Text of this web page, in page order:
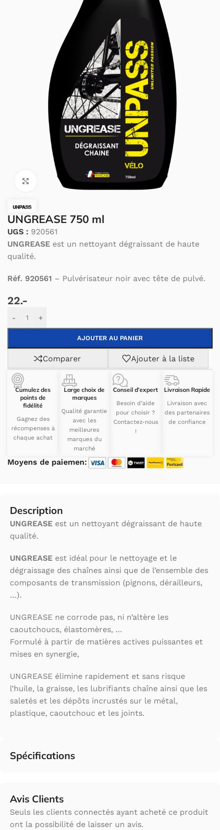
Cliquez pour agrandir.
UNGREASE 750 ml
UGS : 920561
UNGREASE est un nettoyant dégraissant de haute
qualité.
Réf. 920561 – Pulvérisateur noir avec tête de pulvé.
22.-
- +
AJOUTER AU PANIER
Alternative:
Comparer Ajouter à la liste
Cumulez des
points de
fidélité
Gagnez des
récompenses à
chaque achat
Large choix de
marques
Qualité garantie
avec les
meilleures
marques du
marché
Conseil d’expert
Besoin d’aide
pour choisir ?
Contactez-nous
!
Livraison Rapide
Livraison avec
des partenaires
de confiance
Moyens de paiemen:
Description
UNGREASE est un nettoyant dégraissant de haute
qualité.
UNGREASE est idéal pour le nettoyage et le
dégraissage des chaînes ainsi que de l’ensemble des
composants de transmission (pignons, dérailleurs,
…).
UNGREASE ne corrode pas, ni n’altère les
caoutchoucs, élastomères, …
Formulé à partir de matières actives puissantes et
mises en synergie,
UNGREASE élimine rapidement et sans risque
l’huile, la graisse, les lubrifiants chaîne ainsi que les
saletés et les dépôts incrustés sur le métal,
plastique, caoutchouc et les joints.
Spécifications
Avis Clients
Seuls les clients connectés ayant acheté ce produit
ont la possibilité de laisser un avis.